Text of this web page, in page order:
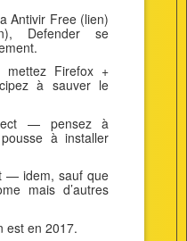
Antivir Free (lien)
Defender se
mettez Firefox +
à sauver le
— pensez à
à installer
— idem, sauf que
mais d’autres
est en 2017.